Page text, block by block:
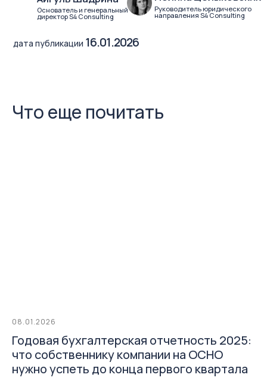
Что еще почитать
08.01.2026
Годовая бухгалтерская отчетность 2025:
что собственнику компании на ОСНО
нужно успеть до конца первого квартала